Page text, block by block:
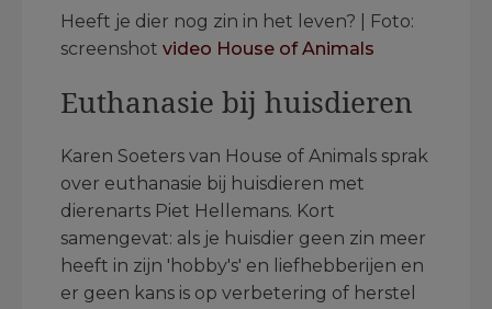
Heeft je dier nog zin in het leven? | Foto:
screenshot video House of Animals
Euthanasie bij huisdieren
Karen Soeters van House of Animals sprak
over euthanasie bij huisdieren met
dierenarts Piet Hellemans. Kort
samengevat: als je huisdier geen zin meer
heeft in zijn 'hobby's' en liefhebberijen en
er geen kans is op verbetering of herstel